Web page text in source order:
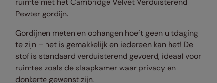
ruimte met het Cambridge Velvet Verduisterend
Pewter gordijn.
Gordijnen meten en ophangen hoeft geen uitdaging
te zijn – het is gemakkelijk en iedereen kan het! De
stof is standaard verduisterend gevoerd, ideaal voor
ruimtes zoals de slaapkamer waar privacy en
donkerte gewenst zijn.